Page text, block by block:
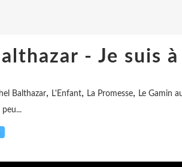
- Je suis à
Balthazar, L'Enfant, La Promesse, Le Gamin